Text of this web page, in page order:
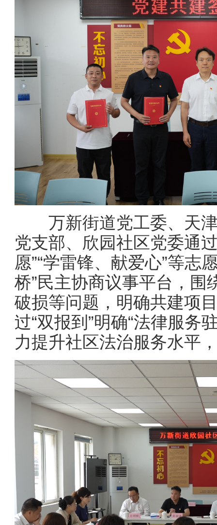
万新街道党工委、天津
党支部、欣园社区党委通
愿”“学雷锋、献爱心”等志
桥”民主协商议事平台，围
破损等问题，明确共建项
过“双报到”明确“法律服务
力提升社区法治服务水平